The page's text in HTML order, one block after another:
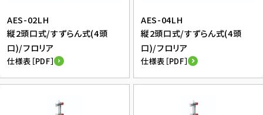
AES-02LH
縦2頭口式/すずらん式(4頭
口)/フロリア
仕様表［PDF］
AES-04LH
縦2頭口式/すずらん式(4頭
口)/フロリア
仕様表［PDF］